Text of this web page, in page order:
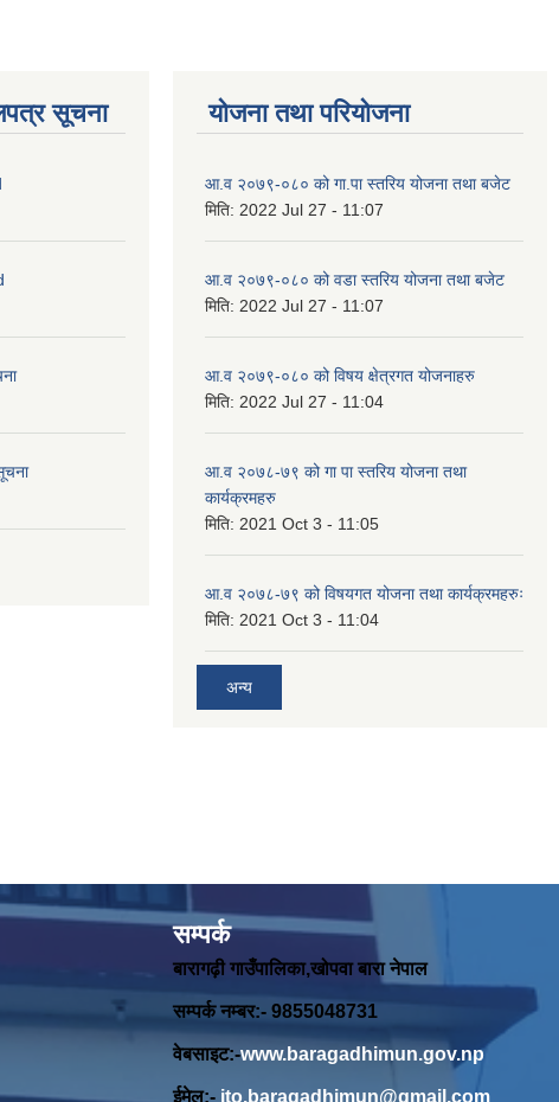
सूचना योजना तथा परियोजना
आ.व २०७९-०८० को गा.पा स्तरिय योजना तथा बजेट
मिति: 2022 Jul 27 - 11:07
आ.व २०७९-०८० को वडा स्तरिय योजना तथा बजेट
मिति: 2022 Jul 27 - 11:07
आ.व २०७९-०८० को विषय क्षेत्रगत योजनाहरु
मिति: 2022 Jul 27 - 11:04
आ.व २०७८-७९ को गा पा स्तरिय योजना तथा
कार्यक्रमहरु
मिति: 2021 Oct 3 - 11:05
आ.व २०७८-७९ को विषयगत योजना तथा कार्यक्रमहरुः
मिति: 2021 Oct 3 - 11:04
अन्य
सम्पर्क
बारागढ़ी गाउँपालिका,खोपवा बारा नेपाल
सम्पर्क नम्बर:- 9855048731
वेबसाइट:-www.baragadhimun.gov.np
ईमेल:- ito.baragadhimun@gmail.com